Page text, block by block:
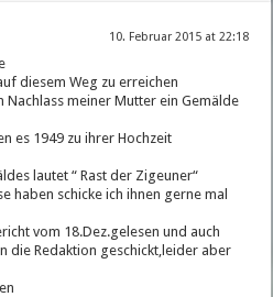
10. Februar 2015 at 22:18
diesem Weg zu erreichen
Nachlass meiner Mutter ein Gemälde
es 1949 zu ihrer Hochzeit
lautet “ Rast der Zigeuner“
haben schicke ich ihnen gerne mal
vom 18.Dez.gelesen und auch
die Redaktion geschickt,leider aber